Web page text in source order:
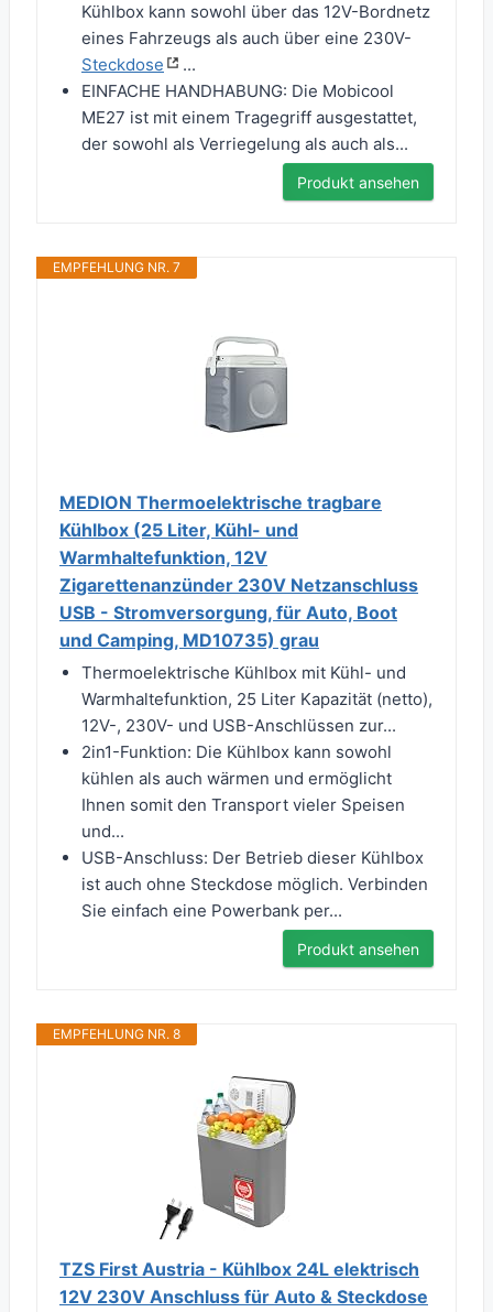
Kühlbox kann sowohl über das 12V-Bordnetz
eines Fahrzeugs als auch über eine 230V-
Steckdose
...
EINFACHE HANDHABUNG: Die Mobicool
ME27 ist mit einem Tragegriff ausgestattet,
der sowohl als Verriegelung als auch als...
Produkt ansehen
EMPFEHLUNG NR. 7
MEDION Thermoelektrische tragbare
Kühlbox (25 Liter, Kühl- und
Warmhaltefunktion, 12V
Zigarettenanzünder 230V Netzanschluss
USB - Stromversorgung, für Auto, Boot
und Camping, MD10735) grau
Thermoelektrische Kühlbox mit Kühl- und
Warmhaltefunktion, 25 Liter Kapazität (netto),
12V-, 230V- und USB-Anschlüssen zur...
2in1-Funktion: Die Kühlbox kann sowohl
kühlen als auch wärmen und ermöglicht
Ihnen somit den Transport vieler Speisen
und...
USB-Anschluss: Der Betrieb dieser Kühlbox
ist auch ohne Steckdose möglich. Verbinden
Sie einfach eine Powerbank per...
Produkt ansehen
EMPFEHLUNG NR. 8
TZS First Austria - Kühlbox 24L elektrisch
12V 230V Anschluss für Auto & Steckdose